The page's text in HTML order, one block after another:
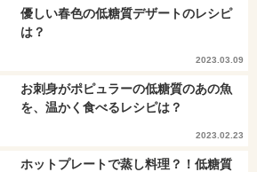
優しい春色の低糖質デザートのレシピ
は？
2023.03.09
お刺身がポピュラーの低糖質のあの魚
を、温かく食べるレシピは？
2023.02.23
ホットプレートで蒸し料理？！低糖質